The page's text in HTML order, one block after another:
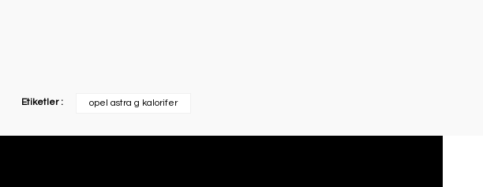
Etiketler : opel astra g kalorifer